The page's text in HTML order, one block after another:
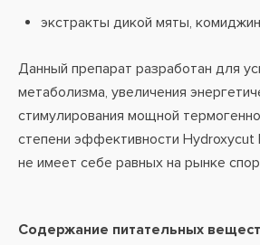
экстракты дикой мяты,
Данный препарат разработан для
метаболизма, увеличения
стимулирования мощной
степени эффективности Hydroxycut
не имеет себе равных на рынке
Содержание питательных